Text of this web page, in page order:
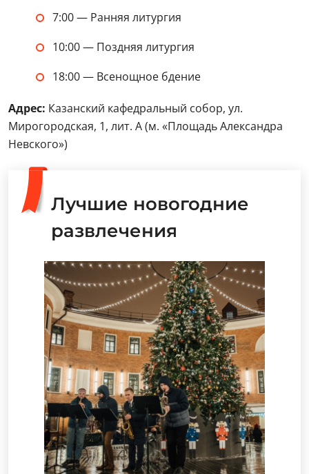
7:00 — Ранняя литургия
10:00 — Поздняя литургия
18:00 — Всенощное бдение
Адрес: Казанский кафедральный собор, ул.
Мирогородская, 1, лит. А (м. «Площадь Александра
Невского»)
Лучшие новогодние
развлечения